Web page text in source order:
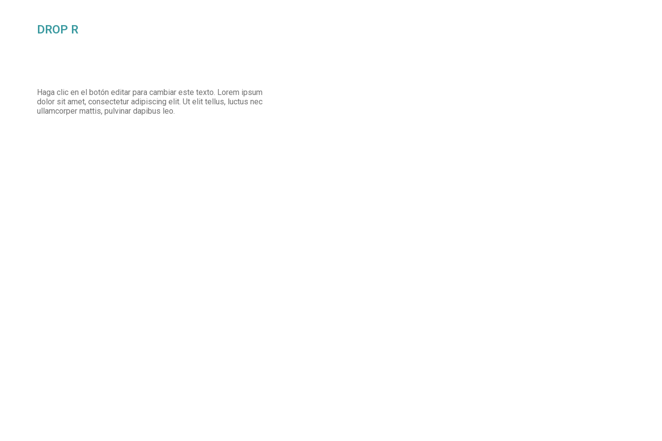
DROP R
Haga clic en el botón editar para cambiar este texto. Lorem ipsum
dolor sit amet, consectetur adipiscing elit. Ut elit tellus, luctus nec
ullamcorper mattis, pulvinar dapibus leo.